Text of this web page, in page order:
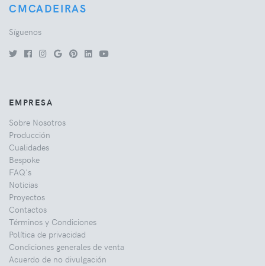
CMCADEIRAS
Síguenos
EMPRESA
Sobre Nosotros
Producción
Cualidades
Bespoke
FAQ's
Noticias
Proyectos
Contactos
Términos y Condiciones
Política de privacidad
Condiciones generales de venta
Acuerdo de no divulgación